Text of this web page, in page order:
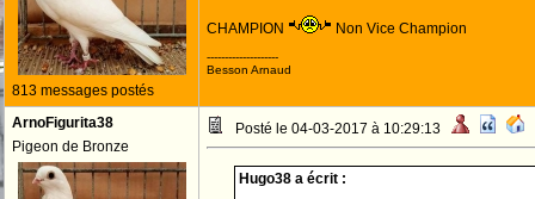
813 messages postés
CHAMPION Non Vice Champion
--------------------
Besson Arnaud
ArnoFigurita38
Pigeon de Bronze
Posté le 04-03-2017 à 10:29:13
Hugo38 a écrit :